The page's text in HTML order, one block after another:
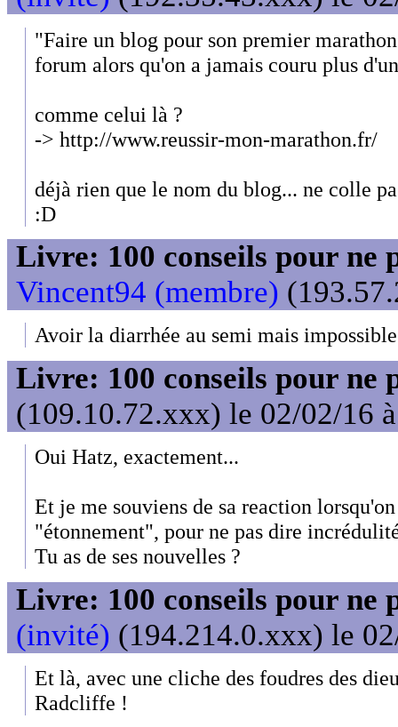
"Faire un blog pour son premier
forum alors qu'on a jamais couru plus
comme celui là ?
-> http://www.reussir-mon-marathon.fr/
déjà rien que le nom du blog... ne colle
:D
Livre: 100 conseils pour ne
Vincent94 (membre)
Avoir la diarrhée au semi mais
Livre: 100 conseils pour ne
(109.10.72.xxx) le 02/02/16
Oui Hatz, exactement...
Et je me souviens de sa reaction
"étonnement", pour ne pas dire
Tu as de ses nouvelles ?
Livre: 100 conseils pour ne
(invité) (194.214.0.xxx) le
Et là, avec une cliche des foudres des
Radcliffe !